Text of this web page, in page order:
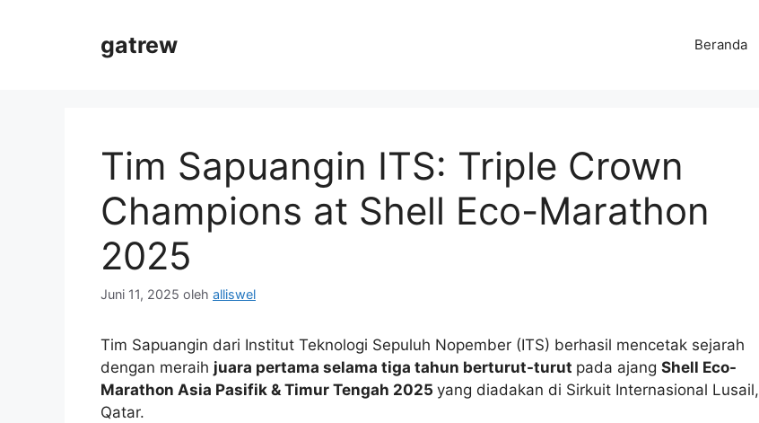
gatrew Beranda
Tim Sapuangin ITS: Triple Crown
Champions at Shell Eco-Marathon
2025
Juni 11, 2025 oleh alliswel
Tim Sapuangin dari Institut Teknologi Sepuluh Nopember (ITS) berhasil mencetak sejarah
dengan meraih juara pertama selama tiga tahun berturut-turut pada ajang Shell Eco-
Marathon Asia Pasifik & Timur Tengah 2025 yang diadakan di Sirkuit Internasional Lusail,
Qatar.